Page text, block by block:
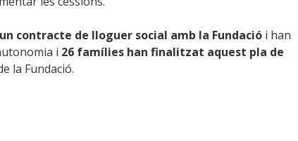
contracte de lloguer social amb la Fundació i han
i 26 famílies han finalitzat aquest pla de
la Fundació.